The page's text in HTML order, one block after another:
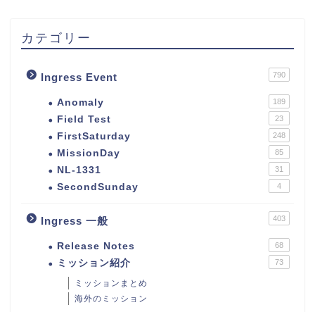
カテゴリー
Ingress Event 790
Anomaly 189
Field Test 23
FirstSaturday 248
MissionDay 85
NL-1331 31
SecondSunday 4
Ingress 一般 403
Release Notes 68
ミッション紹介 73
ミッションまとめ
海外のミッション